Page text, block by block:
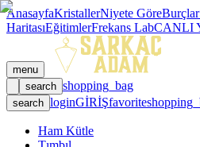
AnasayfaKristallerNiyete GöreBurçlar
HaritasıEğitimlerFrekans LabCANLI
menu
search shopping_bag
search loginGİRİŞfavorite
Ham Kütle